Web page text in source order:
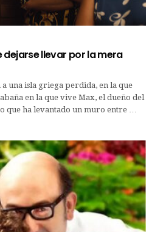
dejarse llevar por la mera
una isla griega perdida, en la que
en la que vive Max, el dueño del
que ha levantado un muro entre …